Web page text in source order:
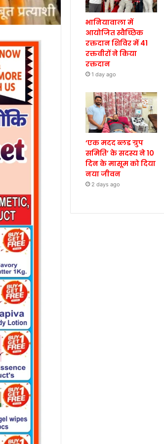
भानियावाला में
आयोजित स्वैच्छिक
रक्तदान शिविर में 41
रक्तवीरों ने किया
रक्तदान
1 day ago
‘एक मदद ब्लड ग्रुप
समिति’ के सदस्य ने 10
दिन के मासूम को दिया
नया जीवन
2 days ago